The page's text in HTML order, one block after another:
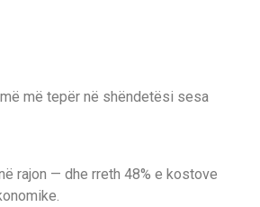
më tepër në shëndetësi sesa
rajon — dhe rreth 48% e kostove